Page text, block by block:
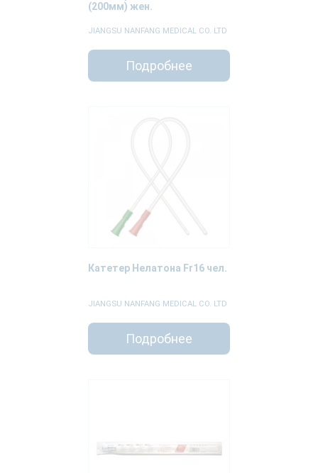
(200мм) жен.
JIANGSU NANFANG MEDICAL CO. LTD
Подробнее
Катетер Нелатона Fr16 чел.
JIANGSU NANFANG MEDICAL CO. LTD
Подробнее